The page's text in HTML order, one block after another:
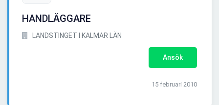
HANDLÄGGARE
LANDSTINGET I KALMAR LÄN
Ansök
15 februari 2010